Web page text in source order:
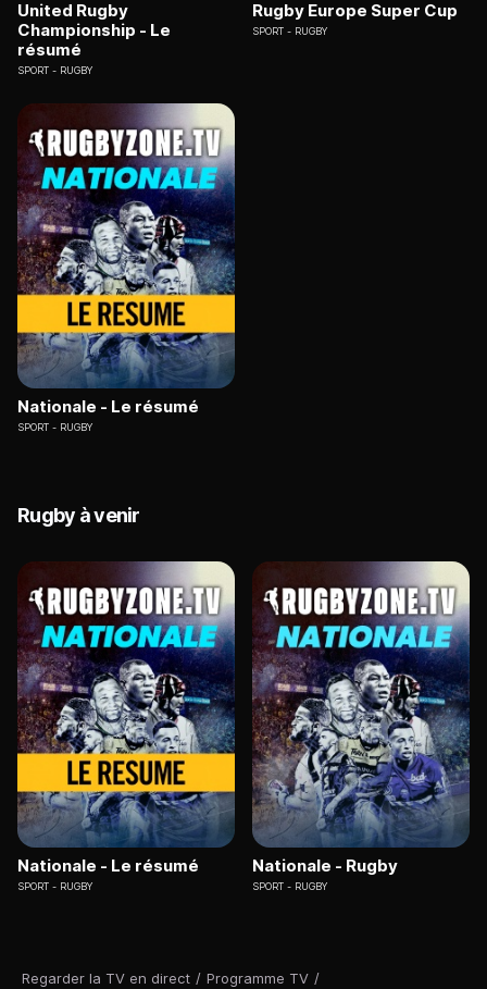
Regarder la TV en direct / Programme TV /
United Rugby
Championship - Le
résumé
SPORT RUGBY
Rugby Europe Super Cup
SPORT RUGBY
Nationale - Le résumé
SPORT RUGBY
Rugby à venir
Nationale - Le résumé
SPORT RUGBY
Nationale - Rugby
SPORT RUGBY